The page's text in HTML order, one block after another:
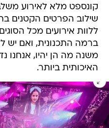
קונספט מלא לאירוע
שילוב הפרטים הקטנים
ללוות אירועים מכל
ברמה התכנונית, ואם יש
משנה מה הן יהיו, אנחנו
האיכותית ביותר.